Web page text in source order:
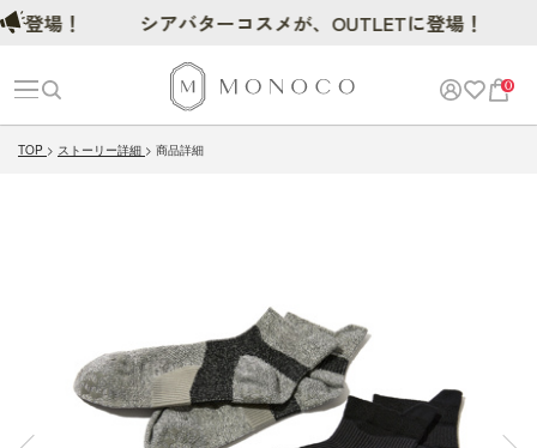
0
TOP ストーリー詳細 商品詳細
！ シアバターコスメが、OUTLETに登場！